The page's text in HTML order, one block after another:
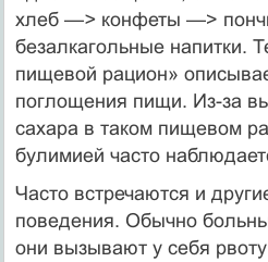
хлеб —>конфеты —>
безалкагольные напитки.
пищевой рацион»
поглощения пищи. Из-за
сахара в таком пищевом
булимией часто
Часто встречаются и
поведения. Обычно
они вызывают у себя